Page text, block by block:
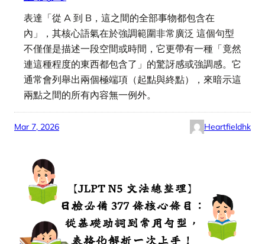
表達「從 A 到 B，這之間的全部事物都包含在
內」，其核心語氣在於強調範圍非常廣泛 這個句型
不僅僅是描述一段空間或時間，它更帶有一種「竟然
連這種程度的東西都包含了」的驚訝感或強調感。它
通常會列舉出兩個極端項（起點與終點），來暗示這
兩點之間的所有內容無一例外。
Mar 7, 2026 Heartfieldhk